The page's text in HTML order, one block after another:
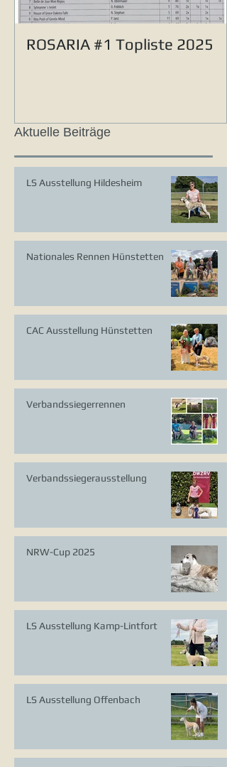
ROSARIA #1 Topliste 2025
Aktuelle Beiträge
LS Ausstellung Hildesheim
Nationales Rennen Hünstetten
CAC Ausstellung Hünstetten
Verbandssiegerrennen
Verbandssiegerausstellung
NRW-Cup 2025
LS Ausstellung Kamp-Lintfort
LS Ausstellung Offenbach